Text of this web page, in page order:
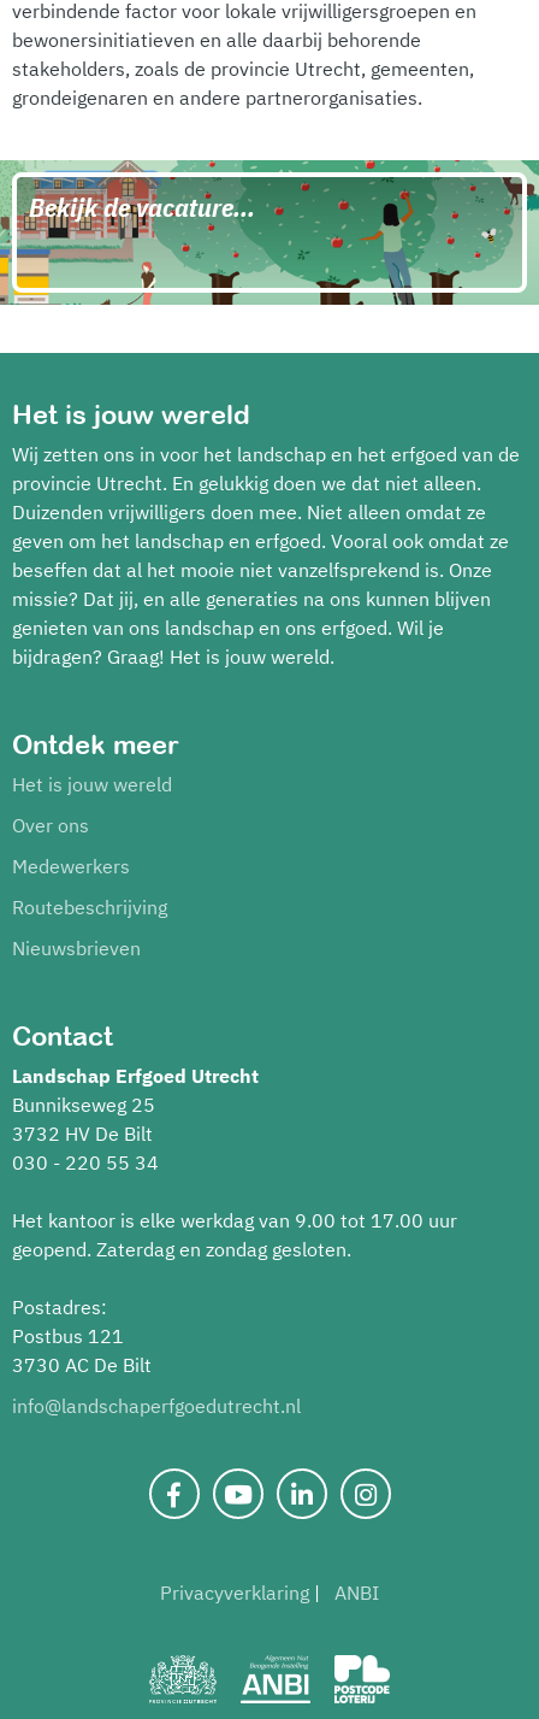
verbindende factor voor lokale vrijwilligersgroepen en
bewonersinitiatieven en alle daarbij behorende
stakeholders, zoals de provincie Utrecht, gemeenten,
grondeigenaren en andere partnerorganisaties.
Bekijk de vacature...
Het is jouw wereld
Wij zetten ons in voor het landschap en het erfgoed van de
provincie Utrecht. En gelukkig doen we dat niet alleen.
Duizenden vrijwilligers doen mee. Niet alleen omdat ze
geven om het landschap en erfgoed. Vooral ook omdat ze
beseffen dat al het mooie niet vanzelfsprekend is. Onze
missie? Dat jij, en alle generaties na ons kunnen blijven
genieten van ons landschap en ons erfgoed. Wil je
bijdragen? Graag! Het is jouw wereld.
Ontdek meer
Het is jouw wereld
Over ons
Medewerkers
Routebeschrijving
Nieuwsbrieven
Contact
Landschap Erfgoed Utrecht
Bunnikseweg 25
3732 HV De Bilt
030 - 220 55 34
Het kantoor is elke werkdag van 9.00 tot 17.00 uur
geopend. Zaterdag en zondag gesloten.
Postadres:
Postbus 121
3730 AC De Bilt
info@landschaperfgoedutrecht.nl
Privacyverklaring ANBI